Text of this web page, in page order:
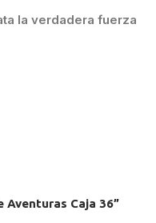
la verdadera fuerza
Aventuras Caja 36”